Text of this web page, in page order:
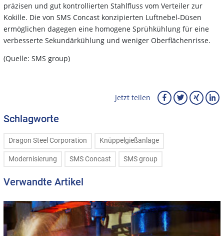
präzisen und gut kontrollierten Stahlfluss vom Verteiler zur
Kokille. Die von SMS Concast konzipierten Luftnebel-Düsen
ermöglichen dagegen eine homogene Sprühkühlung für eine
verbesserte Sekundärkühlung und weniger Oberflächenrisse.
(Quelle: SMS group)
Jetzt teilen
Schlagworte
Dragon Steel Corporation Knüppelgießanlage
Modernisierung SMS Concast SMS group
Verwandte Artikel